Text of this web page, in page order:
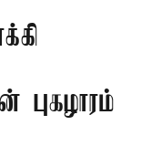
புகழாரம்